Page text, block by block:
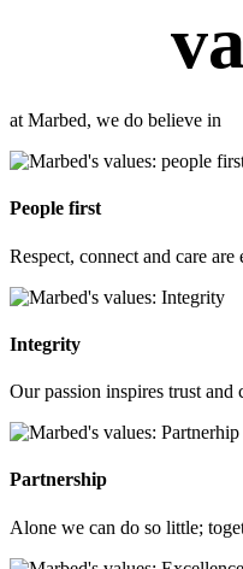
at Marbed, we do believe in
People first
Respect, connect and care
Integrity
Our passion inspires trust
Partnership
Alone we can do so little;